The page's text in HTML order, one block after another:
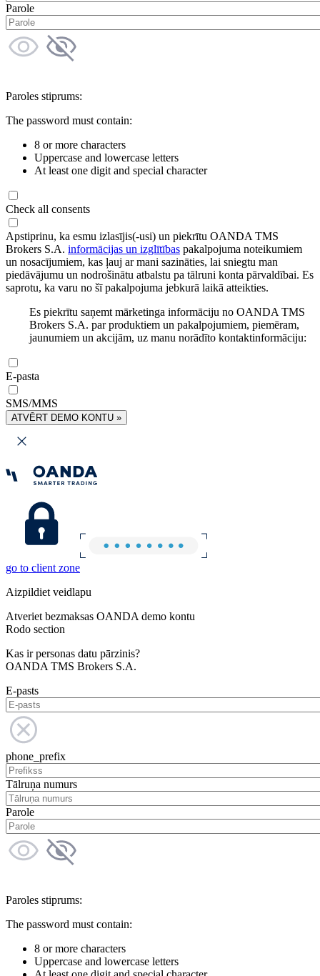
Parole
Paroles stiprums:
The password must contain:
8 or more characters
Uppercase and lowercase letters
At least one digit and special character
Check all consents
Apstiprinu, ka esmu izlasījis(-usi) un piekrītu OANDA TMS
Brokers S.A. informācijas un izglītības pakalpojuma noteikumiem
un nosacījumiem, kas ļauj ar mani sazināties, lai sniegtu man
piedāvājumu un nodrošinātu atbalstu pa tālruni konta pārvaldībai. Es
saprotu, ka varu no šī pakalpojuma jebkurā laikā atteikties.
Es piekrītu saņemt mārketinga informāciju no OANDA TMS
Brokers S.A. par produktiem un pakalpojumiem, piemēram,
jaunumiem un akcijām, uz manu norādīto kontaktinformāciju:
E-pasta
SMS/MMS
ATVĒRT DEMO KONTU »
go to client zone
Aizpildiet veidlapu
Atveriet bezmaksas OANDA demo kontu
Rodo section
Kas ir personas datu pārzinis?
OANDA TMS Brokers S.A.
E-pasts
phone_prefix
Tālruņa numurs
Parole
Paroles stiprums:
The password must contain:
8 or more characters
Uppercase and lowercase letters